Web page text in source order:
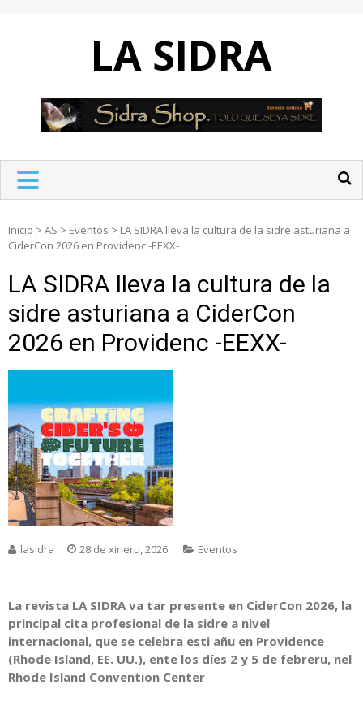
LA SIDRA
Inicio > AS > Eventos > LA SIDRA lleva la cultura de la sidre asturiana a
CiderCon 2026 en Providenc -EEXX-
LA SIDRA lleva la cultura de la
sidre asturiana a CiderCon
2026 en Providenc -EEXX-
lasidra 28 de xineru, 2026 Eventos
La revista LA SIDRA va tar presente en CiderCon 2026, la
principal cita profesional de la sidre a nivel
internacional, que se celebra esti añu en Providence
(Rhode Island, EE. UU.), ente los díes 2 y 5 de febreru, nel
Rhode Island Convention Center